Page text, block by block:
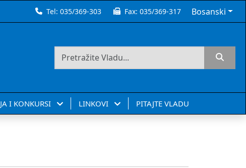
Tel:035/369-303 Fax:035/369-317 Bosanski
I KONKURSI LINKOVI PITAJTE VLADU